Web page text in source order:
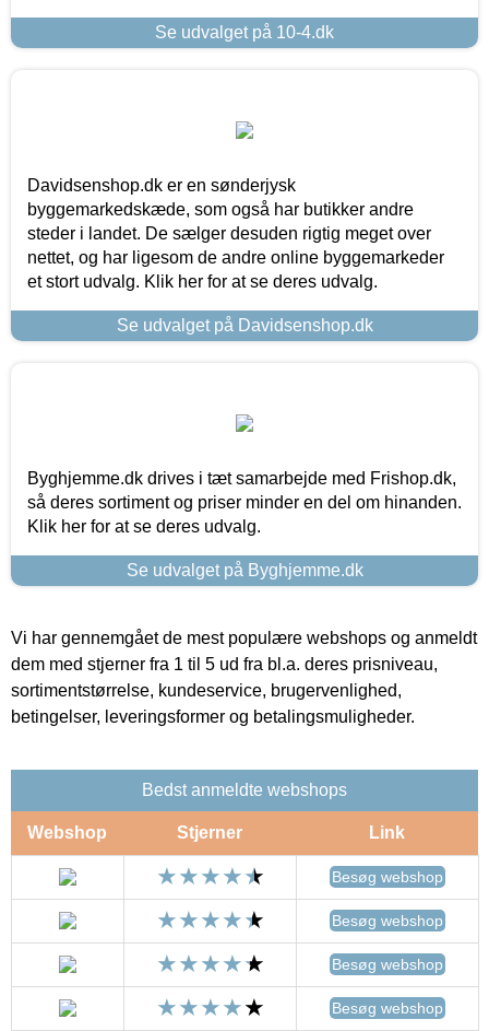
Se udvalget på 10-4.dk
Davidsenshop.dk er en sønderjysk
byggemarkedskæde, som også har butikker andre
steder i landet. De sælger desuden rigtig meget over
nettet, og har ligesom de andre online byggemarkeder
et stort udvalg. Klik her for at se deres udvalg.
Se udvalget på Davidsenshop.dk
Byghjemme.dk drives i tæt samarbejde med Frishop.dk,
så deres sortiment og priser minder en del om hinanden.
Klik her for at se deres udvalg.
Se udvalget på Byghjemme.dk
Vi har gennemgået de mest populære webshops og anmeldt
dem med stjerner fra 1 til 5 ud fra bl.a. deres prisniveau,
sortimentstørrelse, kundeservice, brugervenlighed,
betingelser, leveringsformer og betalingsmuligheder.
Bedst anmeldte webshops
Webshop Stjerner Link
Besøg webshop
Besøg webshop
Besøg webshop
Besøg webshop